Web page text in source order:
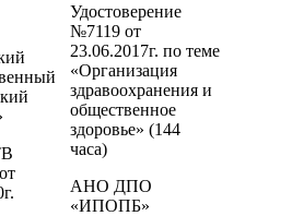
Удостоверение
№7119 от
23.06.2017г. по теме
«Организация
здравоохранения и
общественное
здоровье» (144
часа)
АНО ДПО
«ИПОПБ»